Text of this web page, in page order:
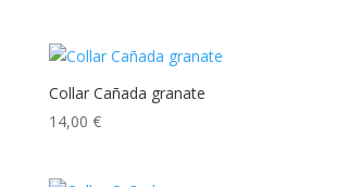
Collar Cañada granate
14,00 €